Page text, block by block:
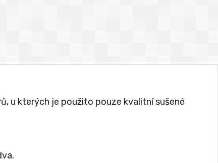
u kterých je použito pouze kvalitní sušené